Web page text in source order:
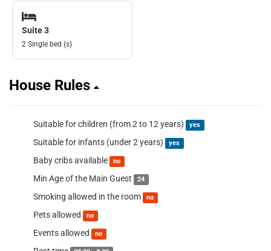
Suite 3
2 Single bed (s)
House Rules
Suitable for children (from 2 to 12 years) yes
Suitable for infants (under 2 years) yes
Baby cribs available no
Min Age of the Main Guest 24
Smoking allowed in the room no
Pets allowed no
Events allowed no